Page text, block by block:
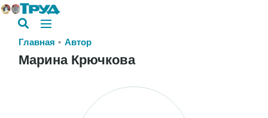
Главная Автор
Марина Крючкова